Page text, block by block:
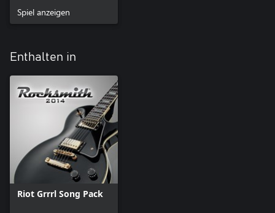
Spiel anzeigen
Enthalten in
Riot Grrrl Song Pack